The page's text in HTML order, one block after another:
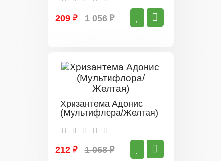
209 ₽ 1 056 ₽
Хризантема Адонис
(Мультифлора/Желтая)
212 ₽ 1 068 ₽